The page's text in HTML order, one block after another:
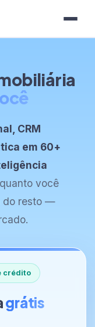
CRM
em 60+
você
do resto —
crédito
grátis